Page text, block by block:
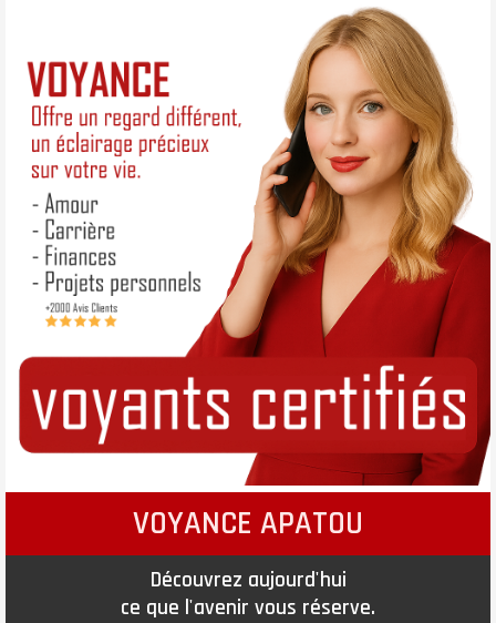
VOYANCE APATOU
Découvrez aujourd'hui
ce que l'avenir vous réserve.